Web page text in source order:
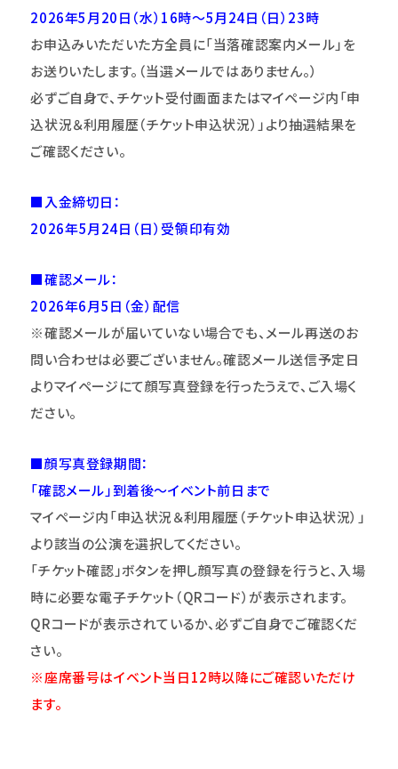
2026年5月20日（水）16時～5月24日（日）23時
お申込みいただいた方全員に「当落確認案内メール」を
お送りいたします。（当選メールではありません。）
必ずご自身で、チケット受付画面またはマイページ内「申
込状況＆利用履歴（チケット申込状況）」より抽選結果を
ご確認ください。
■入金締切日：
2026年5月24日（日） 受領印有効
■確認メール：
2026年6月5日（金）配信
※確認メールが届いていない場合でも、メール再送のお
問い合わせは必要ございません。確認メール送信予定日
よりマイページにて顔写真登録を行ったうえで、ご入場く
ださい。
■顔写真登録期間：
「確認メール」到着後～イベント前日まで
マイページ内「申込状況＆利用履歴（チケット申込状況）」
より該当の公演を選択してください。
「チケット確認」ボタンを押し顔写真の登録を行うと、入場
時に必要な電子チケット（QRコード）が表示されます。
QRコードが表示されているか、必ずご自身でご確認くだ
さい。
※座席番号はイベント当日12時以降にご確認いただけ
ます。